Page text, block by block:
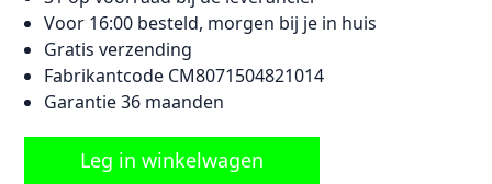
Voor 16:00 besteld, morgen bij je in huis
Gratis verzending
Fabrikantcode CM8071504821014
Garantie 36 maanden
Leg in winkelwagen